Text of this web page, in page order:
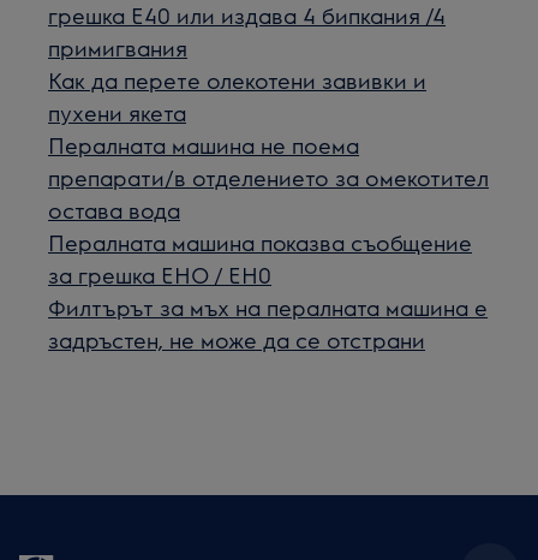
грешка Е40 или издава 4 бипкания /4
примигвания
Как да перетe олекотени завивки и
пухени якета
Пералната машина не поема
препарати/в отделението за омекотител
остава вода
Пералната машина показва съобщение
за грешка EHO / EH0
Филтърът за мъх на пералната машина е
задръстен, не може да се отстрани